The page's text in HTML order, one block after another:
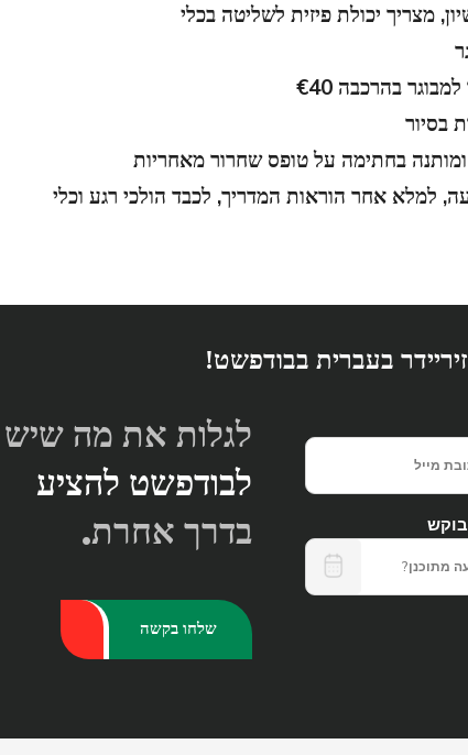
בסיור
בחתימה על טופס שחרור מאחריות
למלא אחר הוראות המדריך, לכבד הולכי רגע וכלי
בעברית בבודפשט!
לגלות את מה שיש
לבודפשט להציע
בדרך אחרת.